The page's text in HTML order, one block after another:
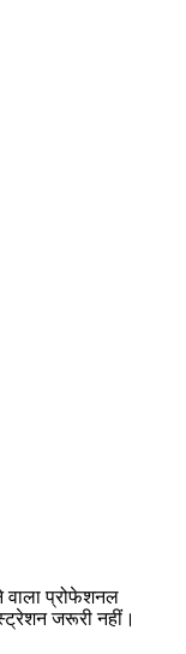
वाला प्रोफेशनल
जरूरी नहीं।